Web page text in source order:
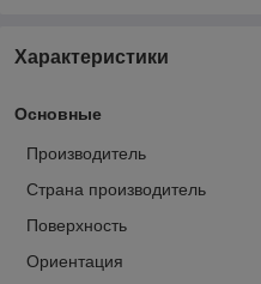
Характеристики
Основные
Производитель
Страна производитель
Поверхность
Ориентация